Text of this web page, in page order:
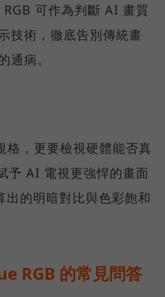
可作為判斷 AI 畫質
技術，徹底告別傳統畫
通病。
格，更要檢視硬體能否真
予 AI 電視更強悍的畫面
的明暗對比與色彩飽和
RGB 的常見問答